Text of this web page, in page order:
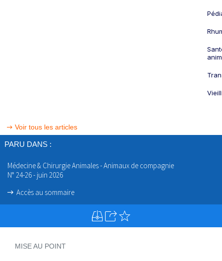
Voir tous les articles
PARU DANS :
Médecine & Chirurgie Animales - Animaux de compagnie
N° 24-26 - juin 2026
Accès au sommaire
MISE AU POINT